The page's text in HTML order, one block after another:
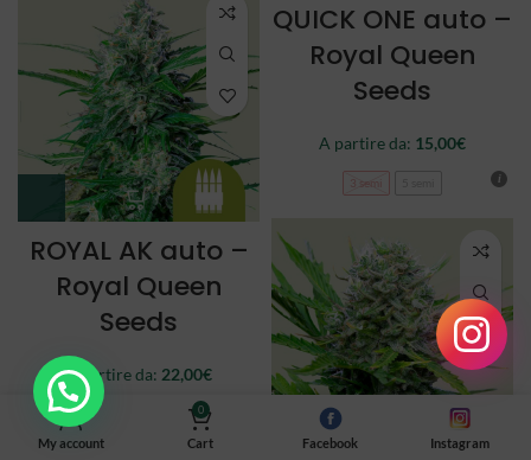
QUICK ONE auto –
Royal Queen
Seeds
A partire da: 15,00€
3 semi
ROYAL AK auto –
Royal Queen
Seeds
A partire da: 22,00€
3 semi
My account
0
Cart Facebook Instagram